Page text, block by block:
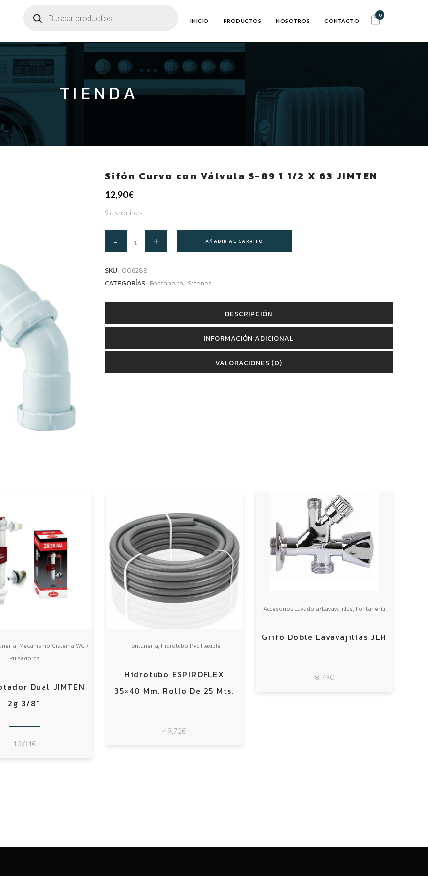
0
productos INICIO PRODUCTOS NOSOTROS CONTACTO
TIENDA
Sifón Curvo con Válvula S-89 1 1/2 X 63 JIMTEN
12,90€
9 disponibles
AÑADIR AL CARRITO
SKU: 006288
CATEGORÍAS: Fontanería, Sifones
DESCRIPCIÓN
INFORMACIÓN ADICIONAL
VALORACIONES (0)
, Mecanismo Cisterna WC /
Pulsadores
Dual JIMTEN
2g 3/8″
13,84€
Fontanería, Hidrotubo Pvc Flexible
Hidrotubo ESPIROFLEX
35×40 Mm. Rollo De 25 Mts.
49,72€
Accesorios Lavadora/Lavavajillas, Fontanería
Grifo Doble Lavavajillas JLH
8,79€